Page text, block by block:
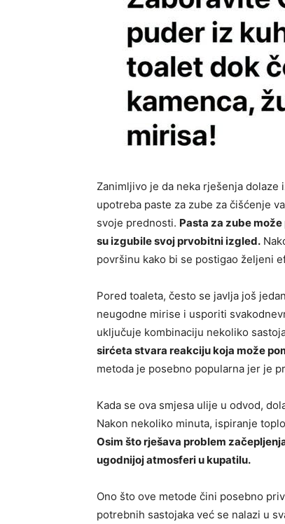
Zanimljivo je da neka rješenja
upotreba paste za zube za čišćenje
svoje prednosti. Pasta za zube
su izgubile svoj prvobitni izgled.
površinu kako bi se postigao željeni
Pored toaleta, često se javlja još
neugodne mirise i usporiti
uključuje kombinaciju nekoliko
sirćeta stvara reakciju koja može
metoda je posebno popularna jer je
Kada se ova smjesa ulije u odvod,
Nakon nekoliko minuta, ispiranje
Osim što rješava problem
ugodnijoj atmosferi u kupatilu.
Ono što ove metode čini posebno
potrebnih sastojaka već se nalazi u